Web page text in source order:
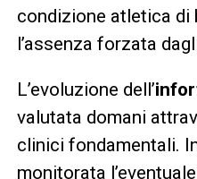
condizione atletica di
l’assenza forzata
L’evoluzione dell’
valutata domani
clinici fondamentali.
monitorata